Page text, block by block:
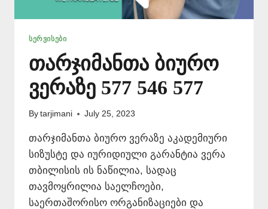
ᲡᲔᲠᲕᲘᲡᲔᲑᲘ
თარჯიმანთა ბიურო
ვერაზე 577 546 577
By tarjimani July 25, 2023
თარჯიმანთა ბიურო ვერაზე აკადემიური
სიზუსტე და იურიდიული გარანტია ვერა
თბილისის ის ნაწილია, სადაც
თავმოყრილია საელჩოები,
საერთაშორისო ორგანიზაციები და